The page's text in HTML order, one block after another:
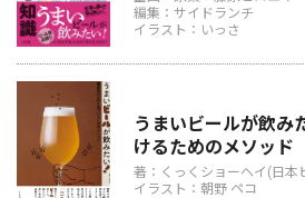
編集：サイドランチ
イラスト：いっさ
うまいビールが飲み
けるためのメソッド
著：くっくショーヘイ(日本
イラスト：朝野 ペコ